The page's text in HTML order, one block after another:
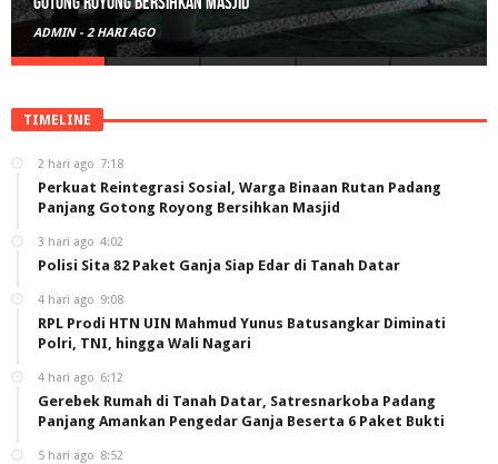
ADMIN - 2 HARI AGO
TIMELINE
2 hari ago 7:18
Perkuat Reintegrasi Sosial, Warga Binaan Rutan Padang
Panjang Gotong Royong Bersihkan Masjid
3 hari ago 4:02
Polisi Sita 82 Paket Ganja Siap Edar di Tanah Datar
4 hari ago 9:08
RPL Prodi HTN UIN Mahmud Yunus Batusangkar Diminati
Polri, TNI, hingga Wali Nagari
4 hari ago 6:12
Gerebek Rumah di Tanah Datar, Satresnarkoba Padang
Panjang Amankan Pengedar Ganja Beserta 6 Paket Bukti
5 hari ago 8:52